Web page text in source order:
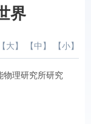
界
【 大 】 【 中 】 【 小 】
物理研究所研究